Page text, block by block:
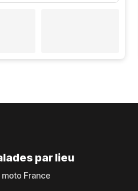
par lieu
France